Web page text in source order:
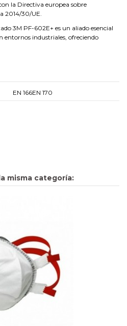
la Directiva europea sobre
2014/30/UE.
3M PF-602E+ es un aliado esencial
entornos industriales, ofreciendo
EN 166EN 170
misma categoría: